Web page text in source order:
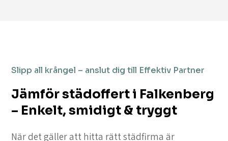
Slipp all krångel – anslut dig till Effektiv Partner
Jämför städoffert i Falkenberg
– Enkelt, smidigt & tryggt
När det gäller att hitta rätt städfirma är